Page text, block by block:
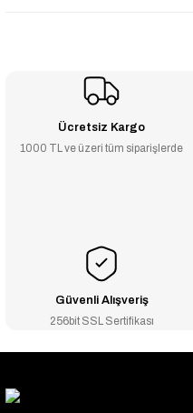
Ücretsiz Kargo
1000 TL ve üzeri tüm siparişlerde
Güvenli Alışveriş
256bit SSL Sertifikası